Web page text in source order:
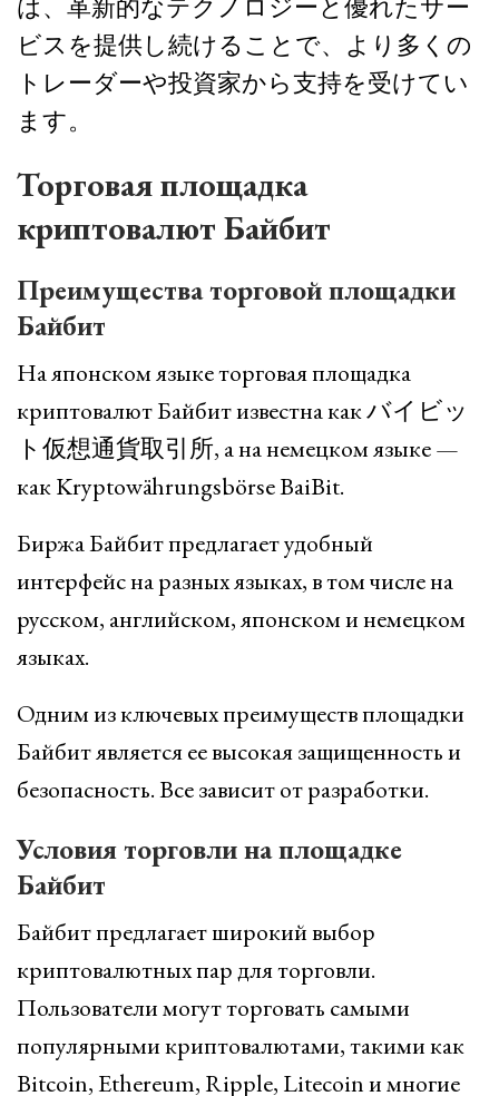
は、革新的なテクノロジーと優れたサー
ビスを提供し続けることで、より多くの
トレーダーや投資家から支持を受けてい
ます。
Торговая площадка
криптовалют Байбит
Преимущества торговой площадки
Байбит
На японском языке торговая площадка
криптовалют Байбит известна как バイビッ
ト仮想通貨取引所, а на немецком языке —
как Kryptowährungsbörse BaiBit.
Биржа Байбит предлагает удобный
интерфейс на разных языках, в том числе на
русском, английском, японском и немецком
языках.
Одним из ключевых преимуществ площадки
Байбит является ее высокая защищенность и
безопасность. Все зависит от разработки.
Условия торговли на площадке
Байбит
Байбит предлагает широкий выбор
криптовалютных пар для торговли.
Пользователи могут торговать самыми
популярными криптовалютами, такими как
Bitcoin, Ethereum, Ripple, Litecoin и многие